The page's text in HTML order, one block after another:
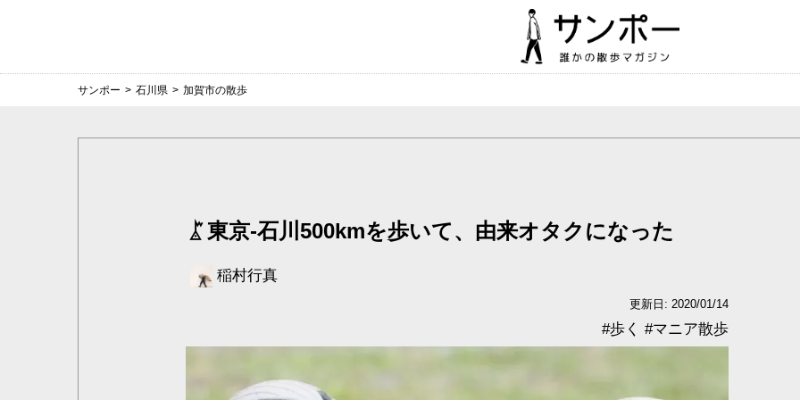
サンポー > 石川県 > 加賀市の散歩
東京-石川500kmを歩いて、由来オタクになった
稲村行真
更新日: 2020/01/14
#マニア散歩
#歩く